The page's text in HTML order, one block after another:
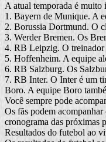
A atual temporada é muito
1. Bayern de Munique. A
2. Borussia Dortmund. O
3. Werder Bremen. Os
4. RB Leipzig. O treinador
5. Hoffenheim. A equipe
6. RB Salzburg. Os
7. RB Inter. O Inter é um
Boro. A equipe Boro
Você sempre pode
Os fãs podem
cronograma das próximas
Resultados do futebol ao